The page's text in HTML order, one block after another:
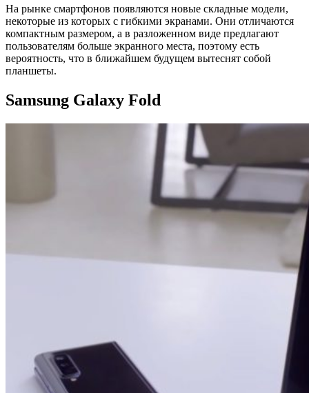
На рынке смартфонов появляются новые складные модели,
некоторые из которых с гибкими экранами. Они отличаются
компактным размером, а в разложенном виде предлагают
пользователям больше экранного места, поэтому есть
вероятность, что в ближайшем будущем вытеснят собой
планшеты.
Samsung Galaxy Fold